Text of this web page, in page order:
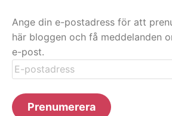
Ange din e-postadress för att
här bloggen och få meddelanden
e-post.
E-
postadress
Prenumerera